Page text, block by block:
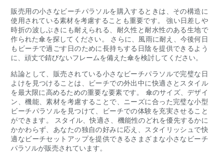
販売用の小さなビーチパラソルを購入するときは、その構造に
使用されている素材を考慮することも重要です。 強い日差しや
時折の波しぶきにも耐えられる、耐久性と耐水性のある生地で
作られた傘を探してください。 さらに、風雨に耐え、今後何日
もビーチで過ごす日のために長持ちする日陰を提供できるよう
に、頑丈で錆びないフレームを備えた傘を検討してください。
結論として、販売されている小さなビーチパラソルで完璧な日
よけを見つけることは、ビーチでの外出中に快適さとスタイル
を最大限に高めるための重要な要素です。 傘のサイズ、デザイ
ン、機能、素材を考慮することで、ニーズに合った完璧な小型
ビーチパラソルを見つけて、ビーチでの体験を充実させること
ができます。 スタイル、快適さ、機能性のどれを優先するかに
かかわらず、あなたの独自の好みに応え、スタイリッシュで快
適なビーチセットアップを提供できるさまざまな小さなビーチ
パラソルが販売されています。